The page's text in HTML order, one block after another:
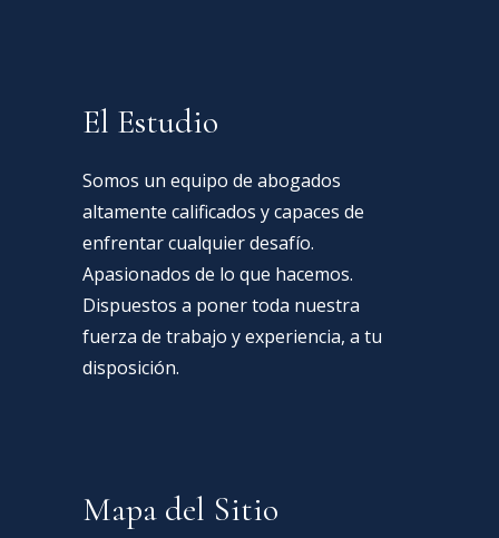
El Estudio
Somos un equipo de abogados
altamente calificados y capaces de
enfrentar cualquier desafío.
Apasionados de lo que hacemos.
Dispuestos a poner toda nuestra
fuerza de trabajo y experiencia, a tu
disposición.
Mapa del Sitio